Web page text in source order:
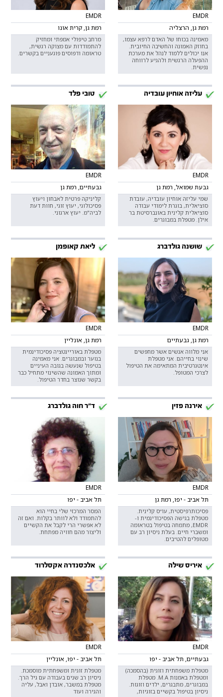
EMDR
רמת גן, הרצליה
מאמינה בכוחו של האדם לרפא עצמו,
בחוזק האמונה והחשיבה החיובית.
אנו יכולים ללמוד לנהל את מערכת
ההפעלה הרגשית ולהגיע לרווחה
נפשית.
EMDR
רמת גן, קרית אונו
מרחב טיפולי אמפתי ומחזיק
להתמודדות עם מצוקה רגשית,
טראומה ודפוסים פוגעניים בקשרים.
עליזה אוחיון עובדיה
EMDR
גבעת שמואל, רמת גן
שמי עליזה אוחיון עובדיה, עובדת
סוציאלית, בוגרת לימודי עבודה
סוציאלית קלינית באונברסיטת בר
אילן. מטפלת במבוגרים.
טובי פלד
EMDR
גבעתיים, רמת גן
קליניקה פרטית לאבחון ויעוץ
פסיכולוגי, יעוץ זוגי, חוות דעת
לביה"מ. יעוץ ארגוני.
שושנה גולדברג
EMDR
רמת גן, גבעתיים
אני מלווה אנשים אשר מחפשים
שינוי בחייהם. אני מטפלת
אינטגרטיבית המתאימה את הטיפול
לצרכי המטופל.
ליאת קאופמן
EMDR
רמת גן, אונליין
מטפלת באוריינטציה פסיכודינמית
בנוער ובמבוגרים. אני מאמינה
בטיפול שנעשה בגובה העיניים
ומתוך האמונה שהשינוי מתחיל כבר
בקשר שנוצר בחדר הטיפול.
אירנה פזין
EMDR
תל אביב - יפו, רמת גן
פסיכותרפיסטית, עו״ס קלינית.
מטפלת בגישה הפסיכודינמית ו-
EMDR, מתמחה בטיפול בטראומה
ומשברי חיים. בעלת ניסיון רב עם
מטופלים להט״בים.
ד"ר חוה גולדברג
EMDR
תל אביב - יפו
המסר המרכזי שלי בחיי הוא
להתמודד ולא לוותר בקלות. ואם זה
לא אפשרי הרי לקבל את הקשיים
וליצור מהם חוויה מפתחת.
איריס שילה
EMDR
גבעתיים, תל אביב - יפו
מטפלת משפחתית וזוגית (בהסמכה)
ומטפלת באמנות M.A. מטפלת
במבוגרים, מתבגרים, ילדים וזוגות.
ניסיון בטיפול בקשיים בזוגיות,
אלכסנדרה אקסלרוד
EMDR
תל אביב - יפו, אונליין
מטפלת זוגית ומשפחתית מוסמכת.
ניסיון רב שנים בעבודה עם גיל הרך.
מטפלת במשבר, אובדן ואבל, עליה
והגירה ועוד